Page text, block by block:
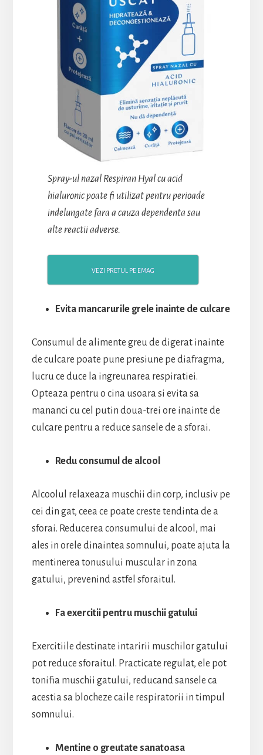
Spray-ul nazal Respiran Hyal cu acid
hialuronic poate fi utilizat pentru perioade
indelungate fara a cauza dependenta sau
alte reactii adverse.
VEZI PRETUL PE EMAG
Evita mancarurile grele inainte de culcare
Consumul de alimente greu de digerat inainte
de culcare poate pune presiune pe diafragma,
lucru ce duce la ingreunarea respiratiei.
Opteaza pentru o cina usoara si evita sa
mananci cu cel putin doua-trei ore inainte de
culcare pentru a reduce sansele de a sforai.
Redu consumul de alcool
Alcoolul relaxeaza muschii din corp, inclusiv pe
cei din gat, ceea ce poate creste tendinta de a
sforai. Reducerea consumului de alcool, mai
ales in orele dinaintea somnului, poate ajuta la
mentinerea tonusului muscular in zona
gatului, prevenind astfel sforaitul.
Fa exercitii pentru muschii gatului
Exercitiile destinate intaririi muschilor gatului
pot reduce sforaitul. Practicate regulat, ele pot
tonifia muschii gatului, reducand sansele ca
acestia sa blocheze caile respiratorii in timpul
somnului.
Mentine o greutate sanatoasa